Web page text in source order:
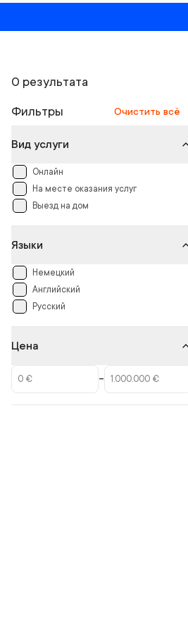
0 результата
Фильтры Очистить всё
Вид услуги
Онлайн
На месте оказания услуг
Выезд на дом
Языки
Немецкий
Английский
Русский
Цена
–